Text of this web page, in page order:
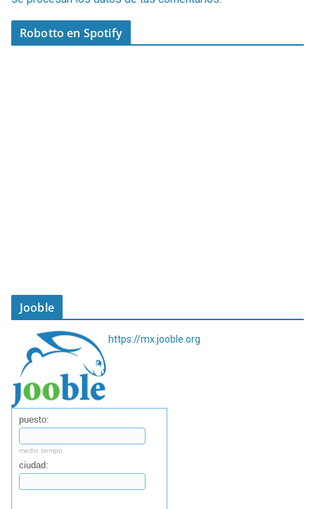
Robotto en Spotify
Jooble
https://mx.jooble.org
puesto:
medio tiempo
ciudad: